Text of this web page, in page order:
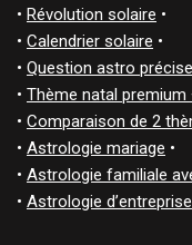
• Révolution solaire •
• Calendrier solaire •
• Question astro précise
• Thème natal
• Comparaison de 2
• Astrologie mariage •
• Astrologie familiale
• Astrologie d’entreprise